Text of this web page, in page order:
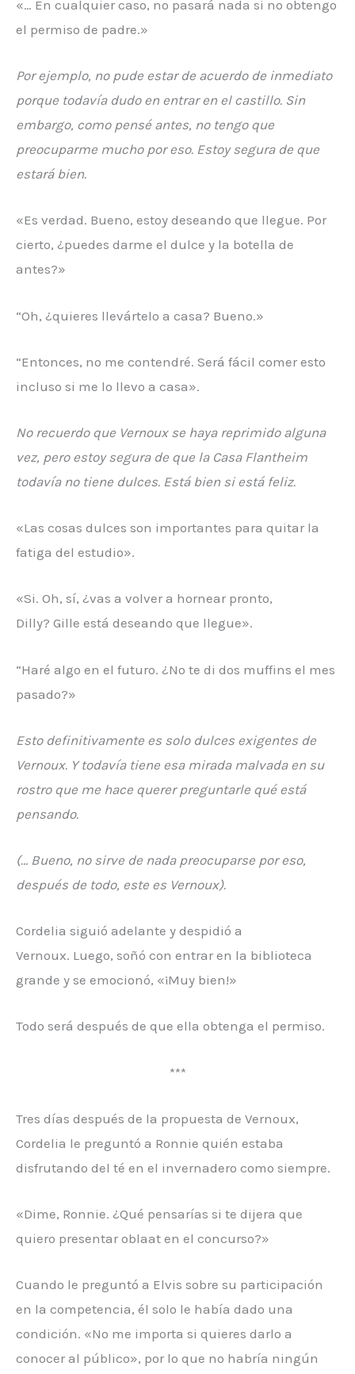
«… En cualquier caso, no pasará nada si no obtengo
el permiso de padre.»
Por ejemplo, no pude estar de acuerdo de inmediato
porque todavía dudo en entrar en el castillo. Sin
embargo, como pensé antes, no tengo que
preocuparme mucho por eso. Estoy segura de que
estará bien.
«Es verdad. Bueno, estoy deseando que llegue. Por
cierto, ¿puedes darme el dulce y la botella de
antes?»
“Oh, ¿quieres llevártelo a casa? Bueno.»
“Entonces, no me contendré. Será fácil comer esto
incluso si me lo llevo a casa».
No recuerdo que Vernoux se haya reprimido alguna
vez, pero estoy segura de que la Casa Flantheim
todavía no tiene dulces. Está bien si está feliz.
«Las cosas dulces son importantes para quitar la
fatiga del estudio».
«Si. Oh, sí, ¿vas a volver a hornear pronto,
Dilly? Gille está deseando que llegue».
“Haré algo en el futuro. ¿No te di dos muffins el mes
pasado?»
Esto definitivamente es solo dulces exigentes de
Vernoux. Y todavía tiene esa mirada malvada en su
rostro que me hace querer preguntarle qué está
pensando.
(… Bueno, no sirve de nada preocuparse por eso,
después de todo, este es Vernoux).
Cordelia siguió adelante y despidió a
Vernoux. Luego, soñó con entrar en la biblioteca
grande y se emocionó, «¡Muy bien!»
Todo será después de que ella obtenga el permiso.
***
Tres días después de la propuesta de Vernoux,
Cordelia le preguntó a Ronnie quién estaba
disfrutando del té en el invernadero como siempre.
«Dime, Ronnie. ¿Qué pensarías si te dijera que
quiero presentar oblaat en el concurso?»
Cuando le preguntó a Elvis sobre su participación
en la competencia, él solo le había dado una
condición. «No me importa si quieres darlo a
conocer al público», por lo que no habría ningún